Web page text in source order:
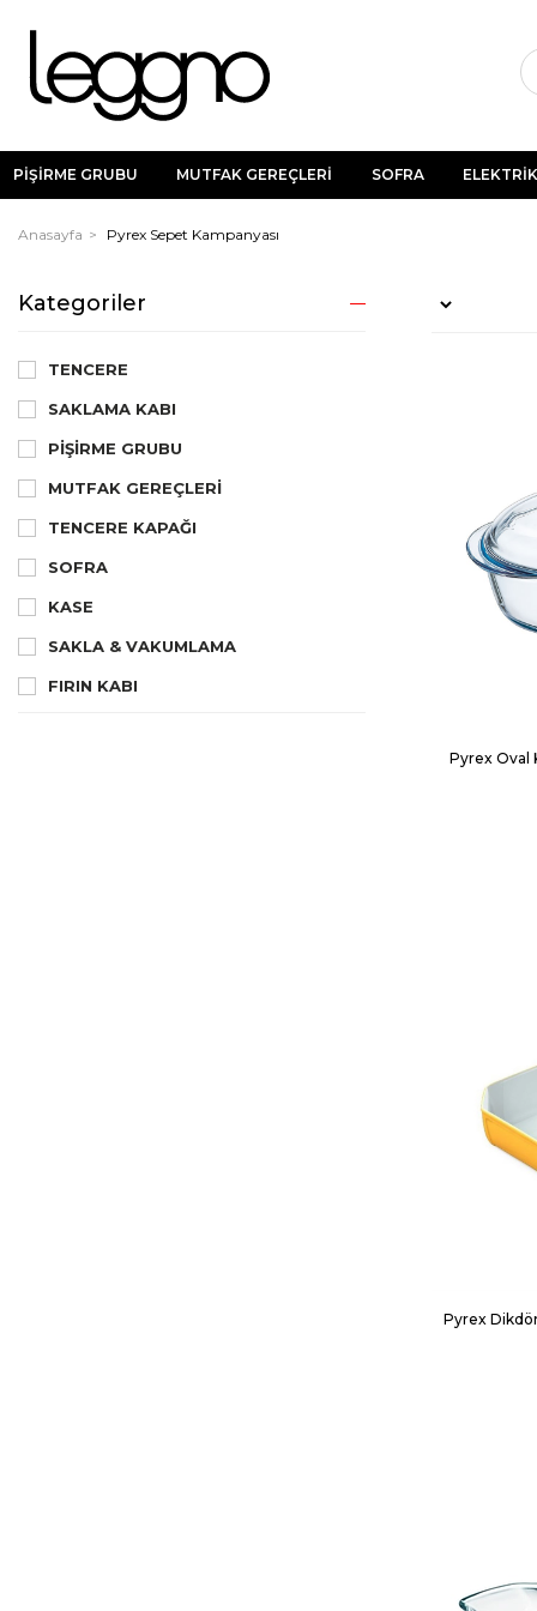
PİŞİRME GRUBU MUTFAK GEREÇLERİ SOFRA
Anasayfa Pyrex Sepet Kampanyası
Kategoriler
TENCERE
SAKLAMA KABI
PIŞIRME GRUBU
MUTFAK GEREÇLERI
TENCERE KAPAĞI
SOFRA
KASE
SAKLA & VAKUMLAMA
FIRIN KABI
Pyrex Oval
Pyrex